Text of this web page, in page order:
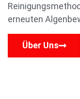
erneuten
Über Uns